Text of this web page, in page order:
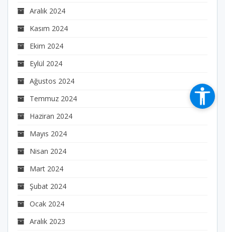
Aralık 2024
Kasım 2024
Ekim 2024
Eylül 2024
Ağustos 2024
Temmuz 2024
Haziran 2024
Mayıs 2024
Nisan 2024
Mart 2024
Şubat 2024
Ocak 2024
Aralık 2023